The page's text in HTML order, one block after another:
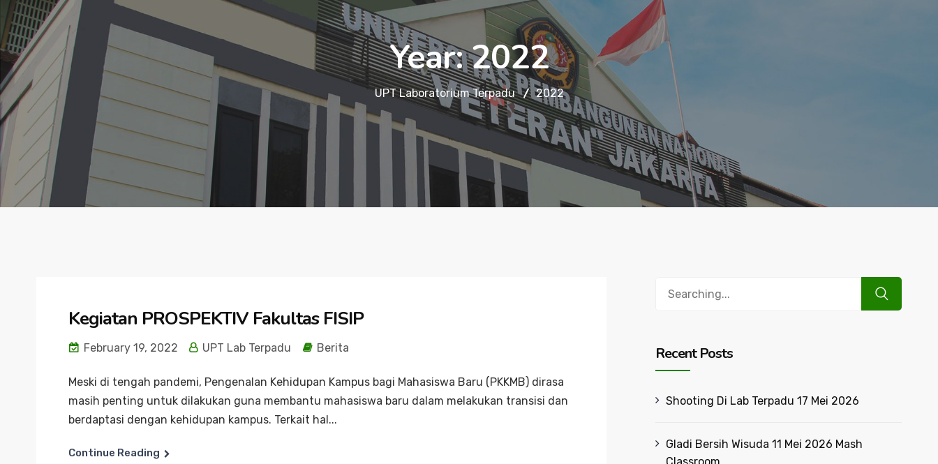
Year:2022
UPT Laboratorium Terpadu 2022
Kegiatan PROSPEKTIV Fakultas FISIP
February 19, 2022 UPT Lab Terpadu Berita
Meski di tengah pandemi, Pengenalan Kehidupan Kampus bagi Mahasiswa Baru (PKKMB) dirasa
masih penting untuk dilakukan guna membantu mahasiswa baru dalam melakukan transisi dan
berdaptasi dengan kehidupan kampus. Terkait hal...
Continue Reading
Recent Posts
Shooting Di Lab Terpadu 17 Mei 2026
Gladi Bersih Wisuda 11 Mei 2026 Mash